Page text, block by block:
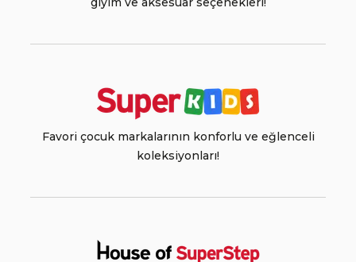
Favori çocuk markalarının konforlu ve eğlenceli
koleksiyonları!